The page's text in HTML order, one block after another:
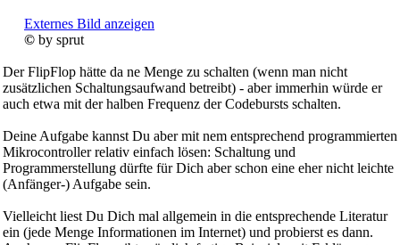
Externes Bild anzeigen
© by sprut
Der FlipFlop hätte da ne Menge zu schalten (wenn man nicht
zusätzlichen Schaltungsaufwand betreibt) - aber immerhin würde er
auch etwa mit der halben Frequenz der Codebursts schalten.
Deine Aufgabe kannst Du aber mit nem entsprechend programmierten
Mikrocontroller relativ einfach lösen: Schaltung und
Programmerstellung dürfte für Dich aber schon eine eher nicht leichte
(Anfänger-) Aufgabe sein.
Vielleicht liest Du Dich mal allgemein in die entsprechende Literatur
ein (jede Menge Informationen im Internet) und probierst es dann.